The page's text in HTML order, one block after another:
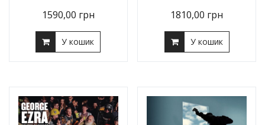
1590,00 грн
У кошик
1810,00 грн
У кошик